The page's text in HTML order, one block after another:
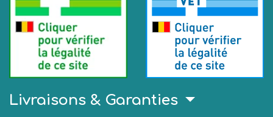
Livraisons & Garanties